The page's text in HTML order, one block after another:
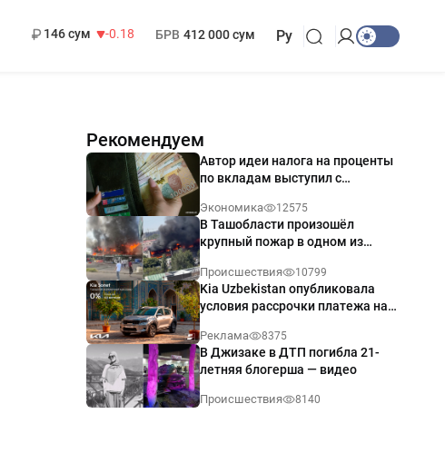
146 сум
-0.18
БРВ 412 000 сум Ру
Рекомендуем
Автор идеи налога на проценты
по вкладам выступил с
Экономика 12575
В Ташобласти произошёл
крупный пожар в одном из
Происшествия 10799
Kia Uzbekistan опубликовала
условия рассрочки платежа на
годовых
Реклама 8375
В Джизаке в ДТП погибла 21-
летняя блогерша — видео
Происшествия 8140